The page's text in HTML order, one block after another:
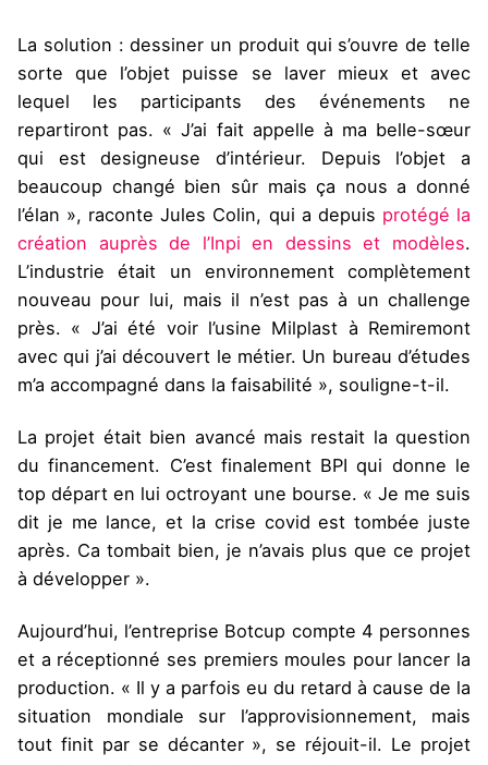
La solution : dessiner un produit qui s’ouvre de telle
sorte que l’objet puisse se laver mieux et avec
lequel les participants des événements ne
repartiront pas. « J’ai fait appelle à ma belle-sœur
qui est designeuse d’intérieur. Depuis l’objet a
beaucoup changé bien sûr mais ça nous a donné
l’élan », raconte Jules Colin, qui a depuis protégé la
création auprès de l’Inpi en dessins et modèles.
L’industrie était un environnement complètement
nouveau pour lui, mais il n’est pas à un challenge
près. « J’ai été voir l’usine Milplast à Remiremont
avec qui j’ai découvert le métier. Un bureau d’études
m’a accompagné dans la faisabilité », souligne-t-il.
La projet était bien avancé mais restait la question
du financement. C’est finalement BPI qui donne le
top départ en lui octroyant une bourse. « Je me suis
dit je me lance, et la crise covid est tombée juste
après. Ca tombait bien, je n’avais plus que ce projet
à développer ».
Aujourd’hui, l’entreprise Botcup compte 4 personnes
et a réceptionné ses premiers moules pour lancer la
production. « Il y a parfois eu du retard à cause de la
situation mondiale sur l’approvisionnement, mais
tout finit par se décanter », se réjouit-il. Le projet